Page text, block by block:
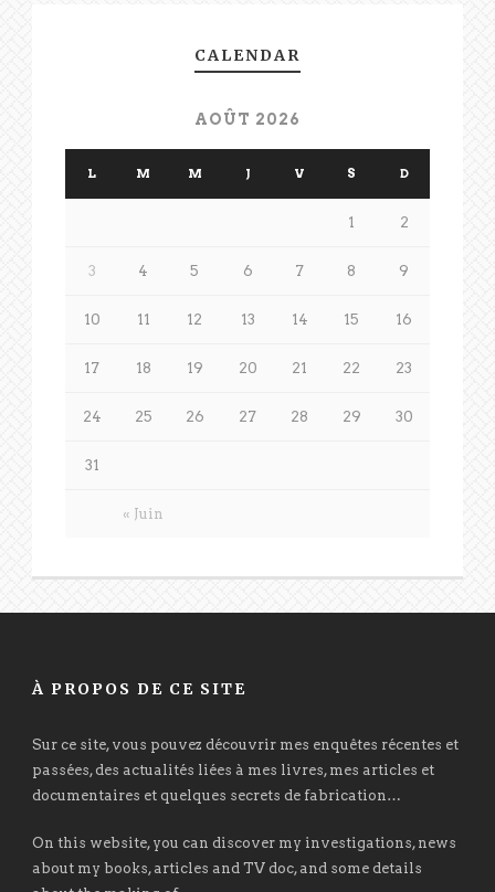
CALENDAR
AOÛT 2026
L M M J V S D
« Juin
1 2
3 4 5 6 7 8 9
10 11 12 13 14 15 16
17 18 19 20 21 22 23
24 25 26 27 28 29 30
31
À PROPOS DE CE SITE
Sur ce site, vous pouvez découvrir mes enquêtes récentes et
passées, des actualités liées à mes livres, mes articles et
documentaires et quelques secrets de fabrication…
On this website, you can discover my investigations, news
about my books, articles and TV doc, and some details